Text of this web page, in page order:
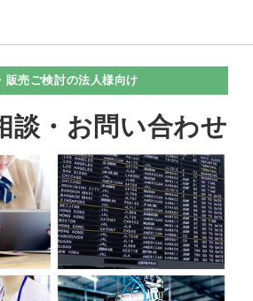
販売ご検討の法人様向け
談・お問い合わせ